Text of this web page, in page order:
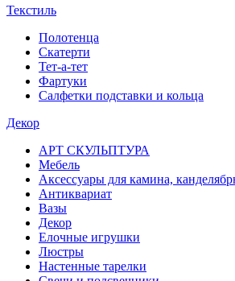
Текстиль
Полотенца
Скатерти
Тет-а-тет
Фартуки
Салфетки подставки и кольца
Декор
АРТ СКУЛЬПТУРА
Мебель
Аксессуары для камина,
Антиквариат
Вазы
Декор
Елочные игрушки
Люстры
Настенные тарелки